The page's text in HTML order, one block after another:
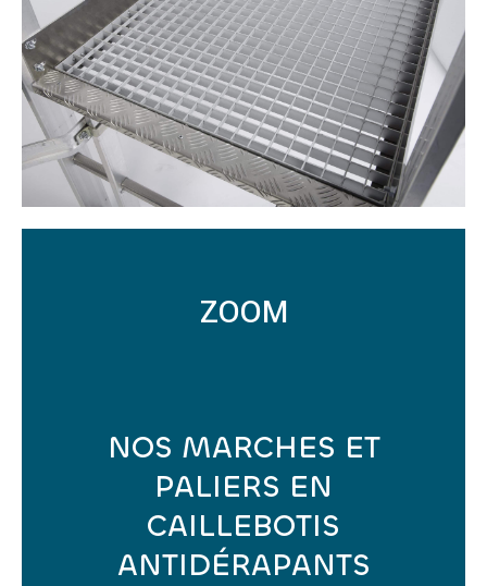
ZOOM
NOS MARCHES ET
PALIERS EN
CAILLEBOTIS
ANTIDÉRAPANTS